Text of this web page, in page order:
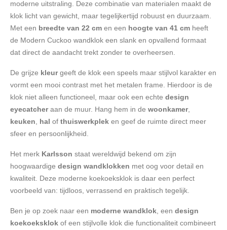
moderne uitstraling. Deze combinatie van materialen maakt de
klok licht van gewicht, maar tegelijkertijd robuust en duurzaam.
Met een breedte van 22 cm en een hoogte van 41 cm heeft
de Modern Cuckoo wandklok een slank en opvallend formaat
dat direct de aandacht trekt zonder te overheersen.
De grijze kleurgeeft de klok een speels maar stijlvol karakter en
vormt een mooi contrast met het metalen frame. Hierdoor is de
klok niet alleen functioneel, maar ook een echte design
eyecatcheraan de muur. Hang hem in de woonkamer,
keuken
hal of thuiswerkplek en geef de ruimte direct meer
sfeer en persoonlijkheid.
Het merk Karlsson staat wereldwijd bekend om zijn
hoogwaardige design wandklokken met oog voor detail en
kwaliteit. Deze moderne koekoeksklok is daar een perfect
voorbeeld van: tijdloos, verrassend en praktisch tegelijk.
Ben je op zoek naar een moderne wandklok , een design
koekoeksklok of een stijlvolle klok die functionaliteit combineert